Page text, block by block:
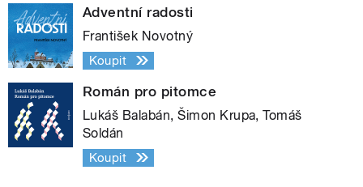
Adventní radosti
František Novotný
Koupit
Román pro pitomce
Lukáš Balabán, Šimon Krupa, Tomáš
Soldán
Koupit